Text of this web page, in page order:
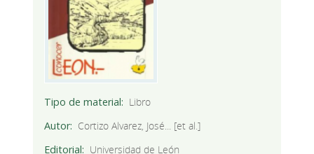
Tipo de material
Libro
Autor
Cortizo Alvarez, José... [et al.]
Editorial
Universidad de León